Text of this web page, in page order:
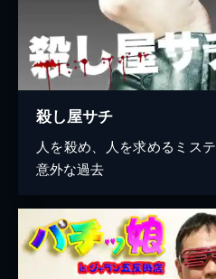
殺し屋サチ
人を殺め、人を求めるミス
意外な過去